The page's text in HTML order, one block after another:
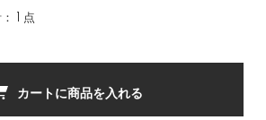
1 点
カートに商品を入れる